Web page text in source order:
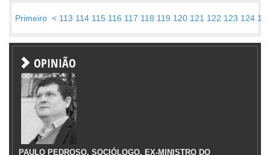
Primeiro < 113 114 115 116 117 118 119 120 121 122 123 124
OPINIÃO
PAULO PEDROSO, SOCIÓLOGO, EX-MINISTRO DO